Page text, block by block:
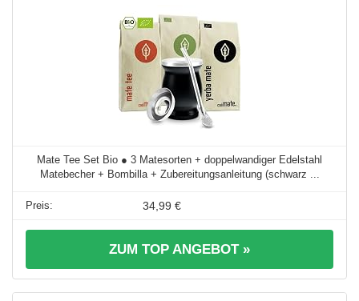
Mate Tee Set Bio ● 3 Matesorten + doppelwandiger Edelstahl
Matebecher + Bombilla + Zubereitungsanleitung (schwarz ...
34,99 €
ZUM TOP ANGEBOT »